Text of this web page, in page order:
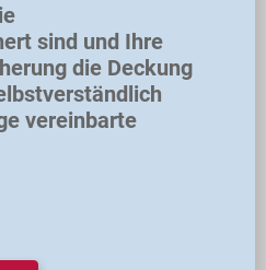
sind und Ihre
die Deckung
vereinbarte